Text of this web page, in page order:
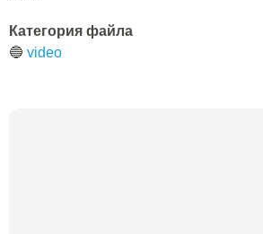
Категория файла
🔵 video